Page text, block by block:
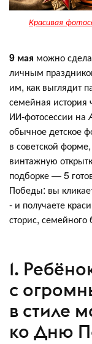
Красивая
9 мая можно
личным
им, как выглядит
семейная история
ИИ‑фотосессии на
обычное детское
в советской
винтажную
подборке — 5
Победы: вы
- и получаете
сторис, семейного
1.
с
в стиле
ко Дню